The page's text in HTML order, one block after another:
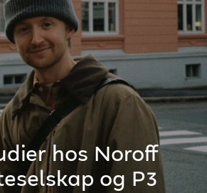
hos Noroff
og P3